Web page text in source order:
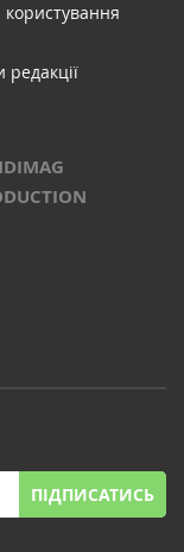
редакції
ПІДПИСАТИСЬ